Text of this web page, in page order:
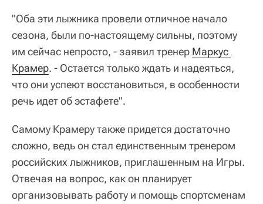
"Оба эти лыжника провели отличное начало
сезона, были по-настоящему сильны, поэтому
им сейчас непросто, - заявил тренер Маркус
Крамер. - Остается только ждать и надеяться,
что они успеют восстановиться, в особенности
речь идет об эстафете".
Самому Крамеру также придется достаточно
сложно, ведь он стал единственным тренером
российских лыжников, приглашенным на Игры.
Отвечая на вопрос, как он планирует
организовывать работу и помощь спортсменам